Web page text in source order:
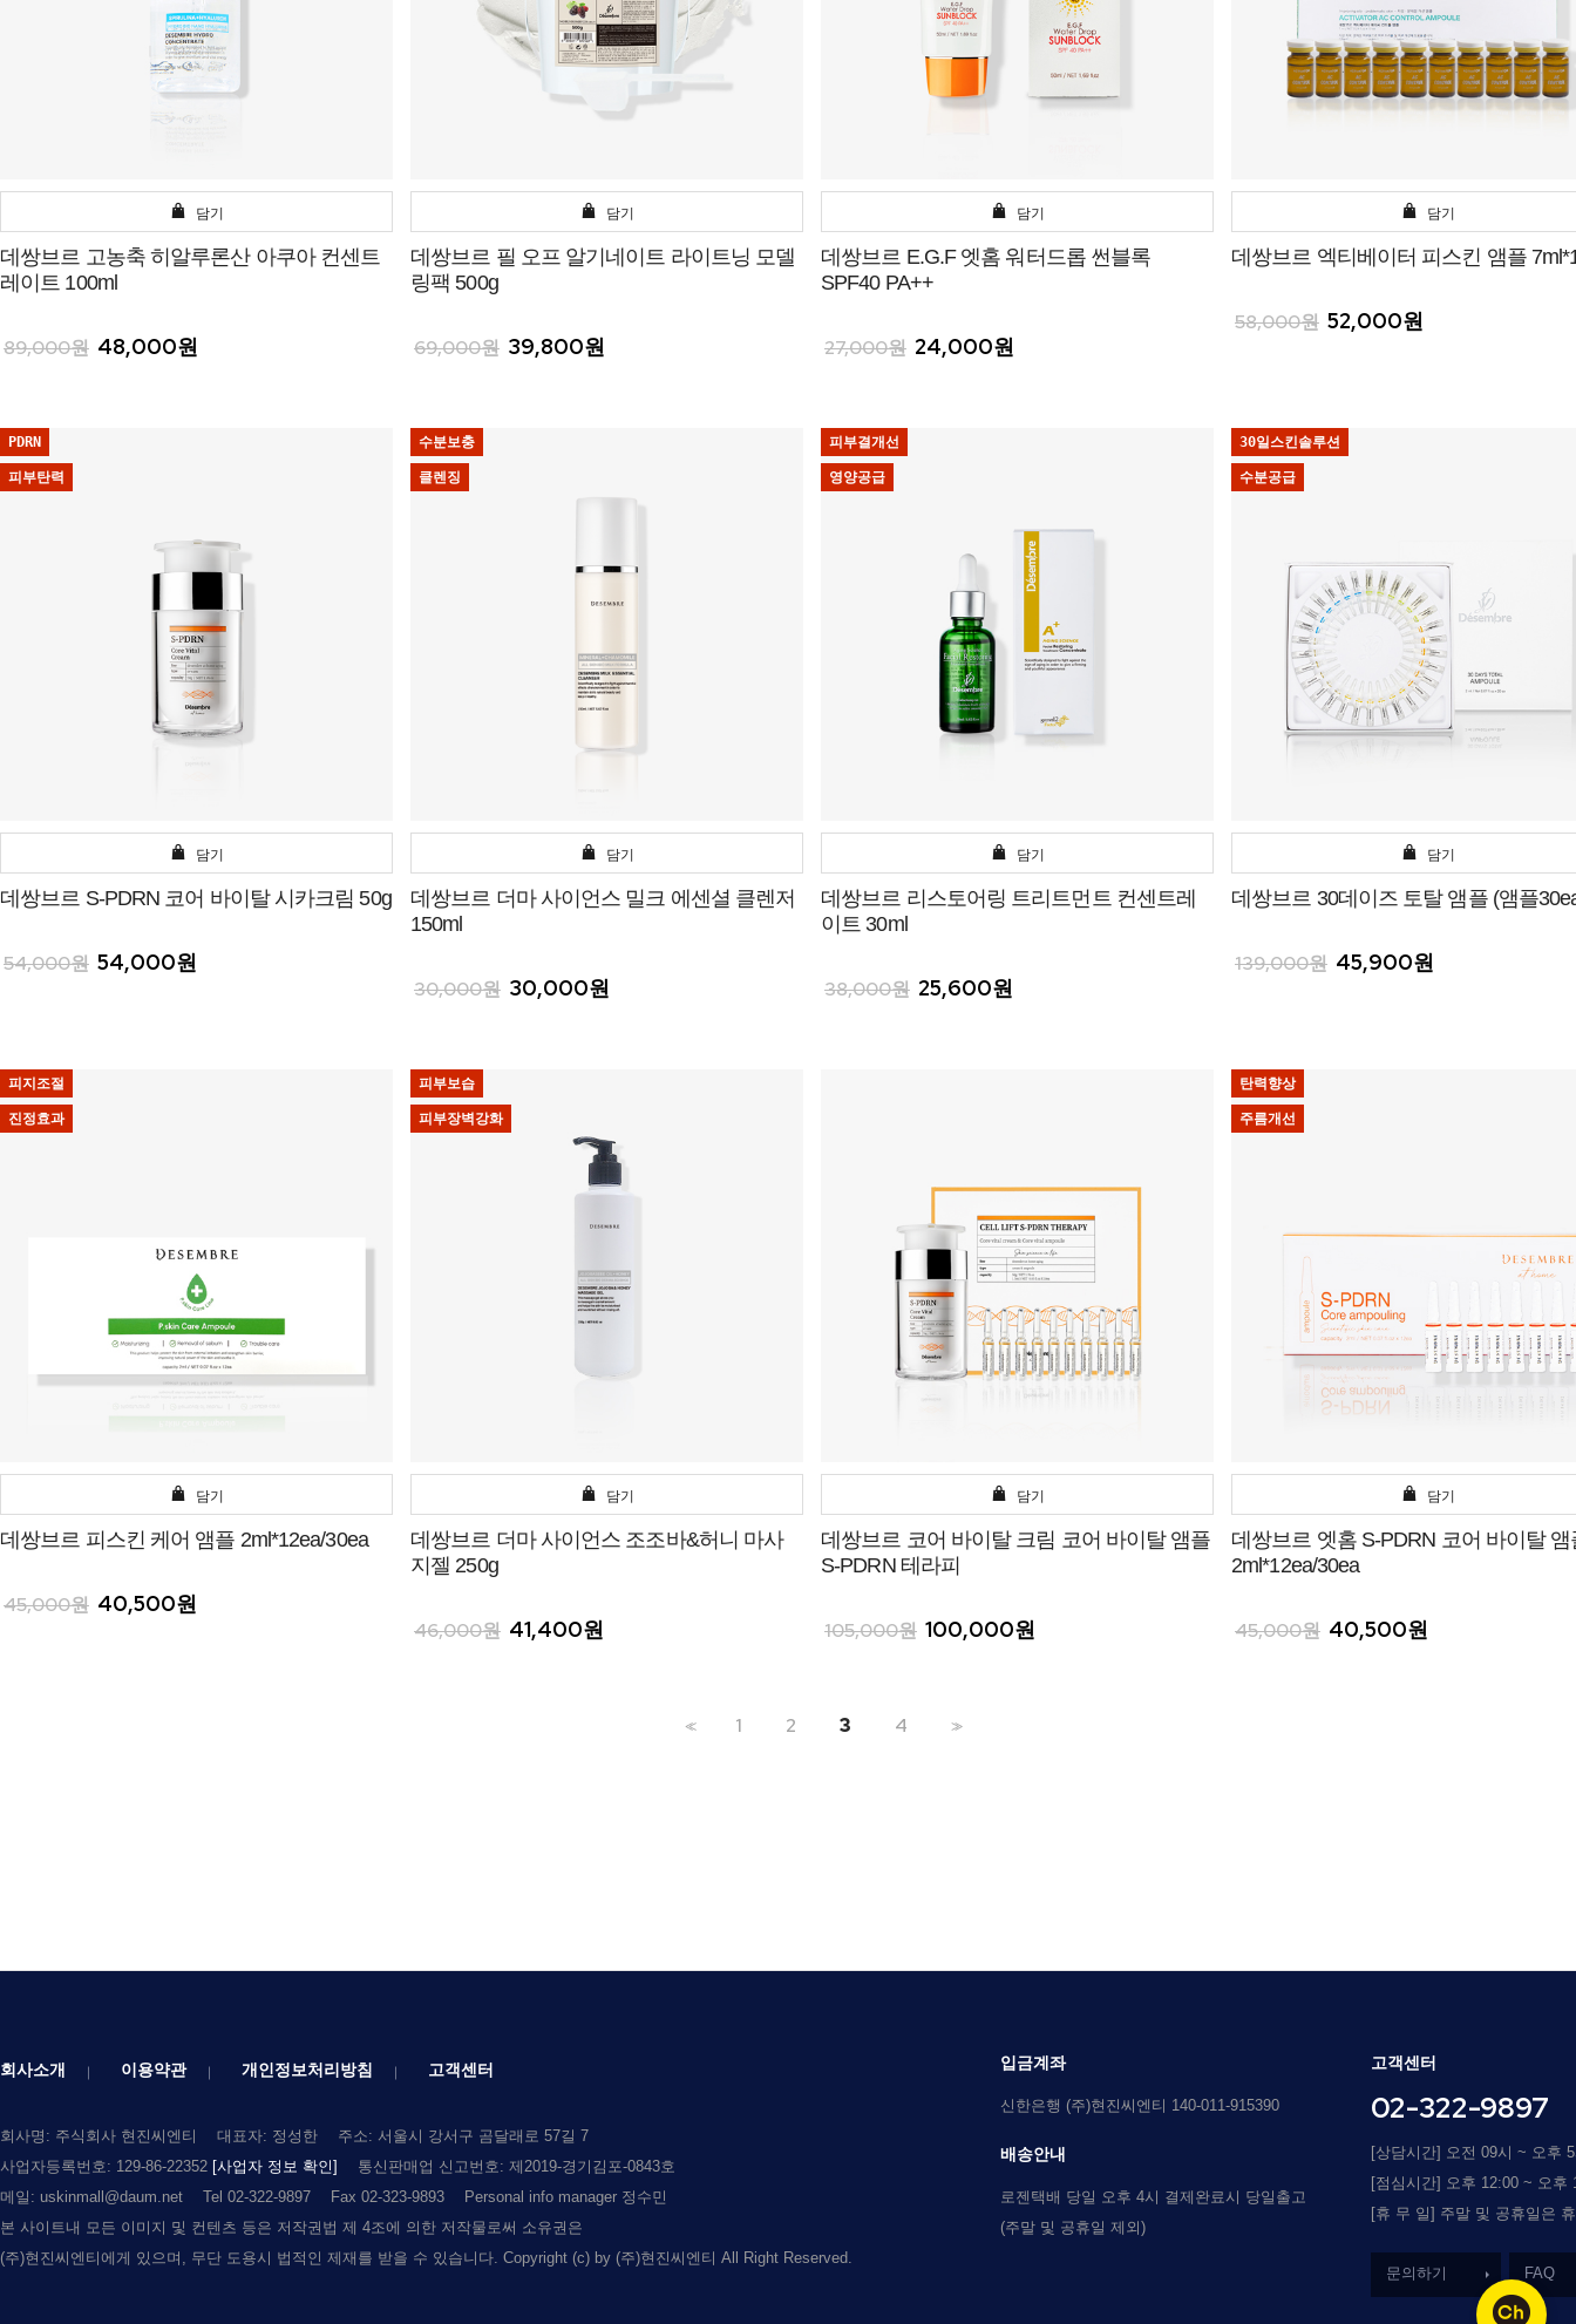
담기
데쌍브르 고농축 히알루론산 아쿠아 컨센트
레이트 100ml
89,000원 48,000원
담기
데쌍브르 필 오프 알기네이트 라이트닝 모델
링팩 500g
69,000원 39,800원
담기
데쌍브르 E.G.F 엣홈 워터드롭 썬블록
SPF40 PA++
27,000원 24,000원
담기
데쌍브르 엑티베이터 피스킨 앰플
58,000원 52,000원
PDRN
피부탄력
담기
데쌍브르 S-PDRN 코어 바이탈 시카크림 50g
54,000원 54,000원
수분보충
클렌징
담기
데쌍브르 더마 사이언스 밀크 에센셜 클렌저
150ml
30,000원 30,000원
피부결개선
영양공급
담기
데쌍브르 리스토어링 트리트먼트 컨센트레
이트 30ml
38,000원 25,600원
30일스킨솔루션
수분공급
담기
데쌍브르 30데이즈 토탈 앰플 (앰플
139,000원 45,900원
피지조절
진정효과
담기
데쌍브르 피스킨 케어 앰플 2ml*12ea/30ea
45,000원 40,500원
피부보습
피부장벽강화
담기
데쌍브르 더마 사이언스 조조바&허니 마사
지젤 250g
46,000원 41,400원
담기
데쌍브르 코어 바이탈 크림 코어 바이탈 앰플
S-PDRN 테라피
105,000원 100,000원
탄력향상
주름개선
담기
데쌍브르 엣홈 S-PDRN 코어 바이탈 앰
2ml*12ea/30ea
45,000원 40,500원
<< 1 2 3 4 >>
회사소개 이용약관 개인정보처리방침 고객센터
회사명: 주식회사 현진씨엔티 대표자: 정성한
주소: 서울시 강서구 곰달래로 57길 7
사업자등록번호: 129-86-22352 [사업자 정보 확인]
통신판매업 신고번호: 제2019-경기김포-0843호
메일: uskinmall@daum.net
Tel 02-322-9897 Fax 02-323-9893
Personal info manager 정수민
본 사이트내 모든 이미지 및 컨텐츠 등은 저작권법 제 4조에 의한 저작물로써 소유권은
(주)현진씨엔티에게 있으며, 무단 도용시 법적인 제재를 받을 수 있습니다. Copyright (c) by (주)현진씨엔티 All Right Reserved.
입금계좌
신한은행 (주)현진씨엔티 140-011-915390
배송안내
로젠택배 당일 오후 4시 결제완료시 당일출고
(주말 및 공휴일 제외)
고객센터
02-322-9897
[상담시간] 오전 09시 ~ 오후
[점심시간] 오후 12:00 ~ 오후
[휴 무 일] 주말 및 공휴일은
문의하기 FAQ